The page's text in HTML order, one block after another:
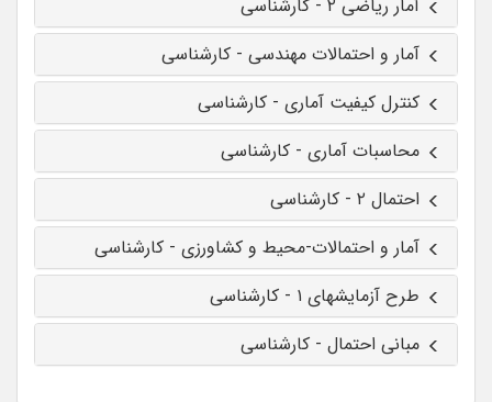
آمار ریاضی ۲ - کارشناسی
آمار و احتمالات مهندسی - کارشناسی
کنترل کیفیت آماری - کارشناسی
محاسبات آماری - کارشناسی
احتمال ۲ - کارشناسی
آمار و احتمالات-محیط و کشاورزی - کارشناسی
طرح آزمایشهای ۱ - کارشناسی
مبانی احتمال - کارشناسی